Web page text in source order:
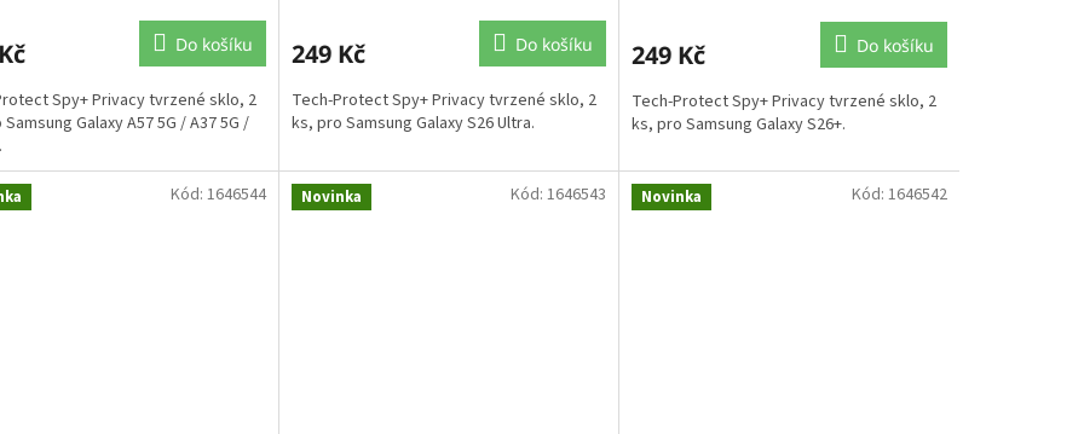
Do košíku
Spy+ Privacy tvrzené sklo, 2
Galaxy A57 5G / A37 5G /
249 Kč Do košíku
Tech-Protect Spy+ Privacy tvrzené sklo, 2
ks, pro Samsung Galaxy S26 Ultra.
249 Kč Do košíku
Tech-Protect Spy+ Privacy tvrzené sklo, 2
ks, pro Samsung Galaxy S26+.
Kód: 1646544 Novinka Kód: 1646543 Novinka Kód: 1646542